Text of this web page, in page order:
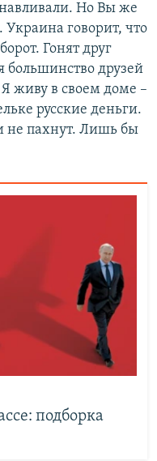
Но Вы же
Украина говорит, что
Гонят друг
большинство друзей
живу в своем доме –
русские деньги.
не пахнут. Лишь бы
подборка